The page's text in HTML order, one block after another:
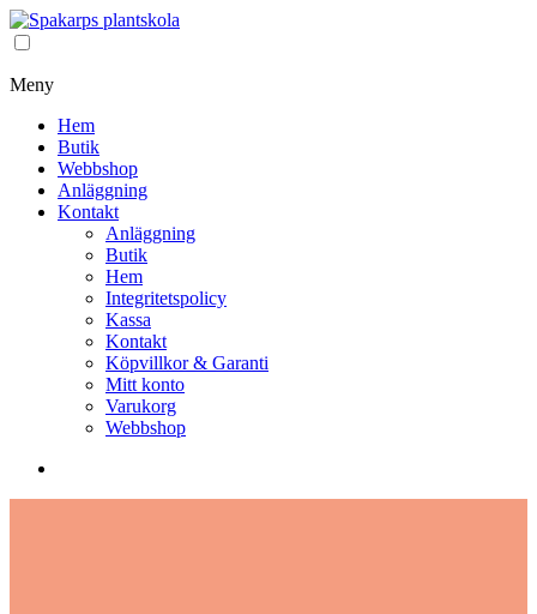
Meny
Hem
Butik
Webbshop
Anläggning
Kontakt
Anläggning
Butik
Hem
Integritetspolicy
Kassa
Kontakt
Köpvillkor & Garanti
Mitt konto
Varukorg
Webbshop